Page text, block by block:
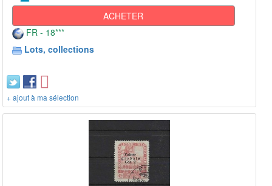
ACHETER
FR - 18***
Lots, collections
+ ajout à ma sélection